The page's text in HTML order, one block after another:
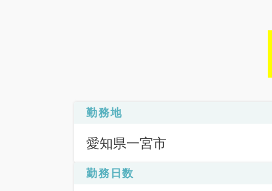
勤務地
愛知県一宮市
勤務日数